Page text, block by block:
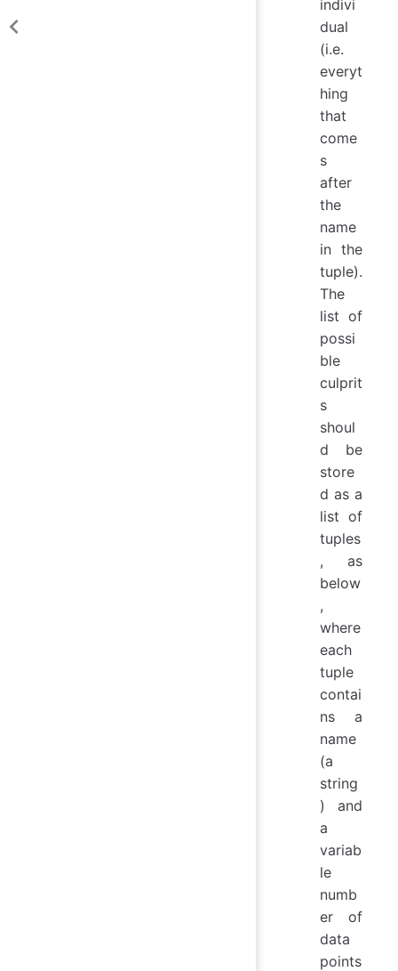
indivi
dual
(i.e.
everyt
hing
that
come
s
after
the
name
in the
tuple).
The
list of
possi
ble
culprit
s
shoul
d be
store
d as a
list of
tuples
, as
below
,
where
each
tuple
contai
ns a
name
(a
string
) and
a
variab
le
numb
er of
data
points